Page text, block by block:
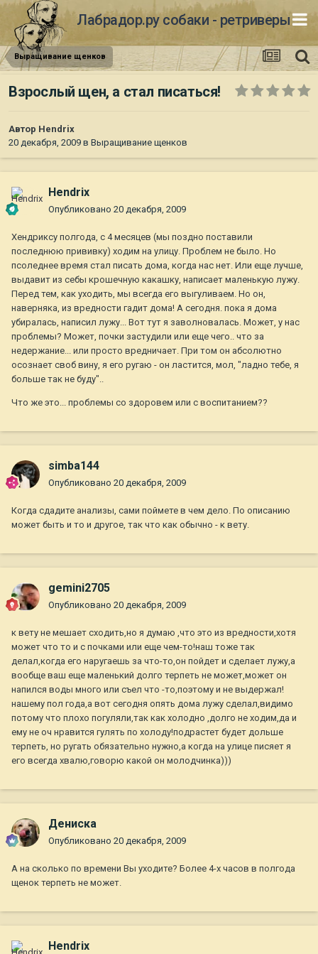
Лабрадор.ру собаки - ретриверы
Выращивание щенков
Взрослый щен, а стал писаться!
Автор Hendrix
20 декабря, 2009 в Выращивание щенков
Hendrix
Опубликовано 20 декабря, 2009
Хендриксу полгода, с 4 месяцев (мы поздно поставили
последнюю прививку) ходим на улицу. Проблем не было. Но
псоледнее время стал писать дома, когда нас нет. Или еще лучше,
выдавит из себы крошечную какашку, написает маленькую лужу.
Перед тем, как уходить, мы всегда его выгуливаем. Но он,
наверняка, из вредности гадит дома! А сегодня. пока я дома
убиралась, написил лужу... Вот тут я заволновалась. Может, у нас
проблемы? Может, почки застудили или еще чего.. что за
недержание... или просто вредничает. При том он абсолютно
осознает своб вину, я его ругаю - он ластится, мол, "ладно тебе, я
больше так не буду"..
Что же это... проблемы со здоровем или с воспитанием??
simba144
Опубликовано 20 декабря, 2009
Когда сдадите анализы, сами поймете в чем дело. По описанию
может быть и то и другое, так что как обычно - к вету.
gemini2705
Опубликовано 20 декабря, 2009
к вету не мешает сходить,но я думаю ,что это из вредности,хотя
может что то и с почками или еще чем-то!наш тоже так
делал,когда его наругаешь за что-то,он пойдет и сделает лужу,а
вообще ваш еще маленький долго терпеть не может,может он
напился воды много или съел что -то,поэтому и не выдержал!
нашему пол года,а вот сегодня опять дома лужу сделал,видимо
потому что плохо погуляли,так как холодно ,долго не ходим,да и
ему не оч нравится гулять по холоду!подрастет будет дольше
терпеть, но ругать обязательно нужно,а когда на улице писяет я
его всегда хвалю,говорю какой он молодчинка)))
Дениска
Опубликовано 20 декабря, 2009
А на сколько по времени Вы уходите? Более 4-х часов в полгода
щенок терпеть не может.
Hendrix